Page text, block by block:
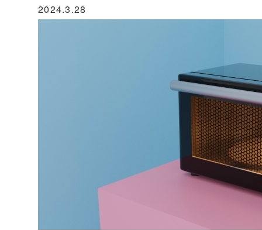
2024.3.28